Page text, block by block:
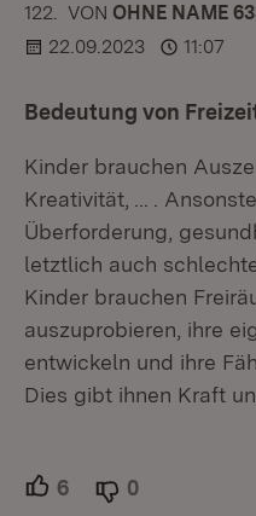
122. KOMMENTAR
VON :OHNE NAME
22.09.2023
11:07
Bedeutung von
Kinder brauchen
Kreativität, ... .
Überforderung,
letztlich auch
Kinder brauchen
auszuprobieren, ihre
entwickeln und ihre
Dies gibt ihnen Kraft
6 Unterstützer.
0